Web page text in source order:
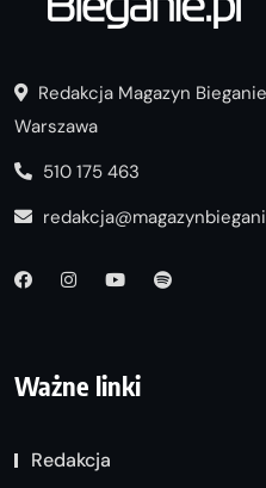
Redakcja Magazyn
Warszawa
510 175 463
Ważne linki
Redakcja